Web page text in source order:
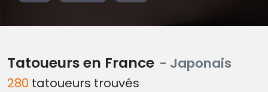
Tatoueurs en France - Japonais
280 tatoueurs trouvés